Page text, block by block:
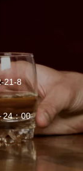
21-8
24：00